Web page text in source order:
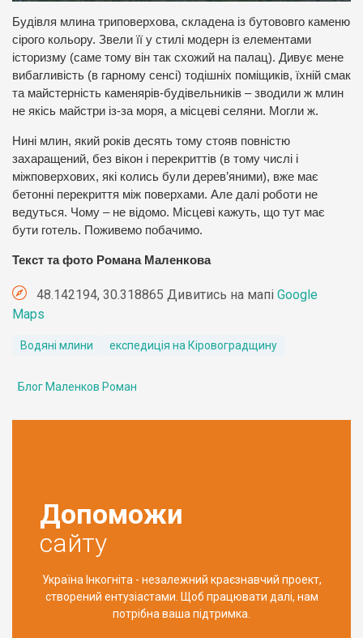
Будівля млина триповерхова, складена із бутововго каменю
сірого кольору. Звели її у стилі модерн із елементами
історизму (саме тому він так схожий на палац). Дивує мене
вибагливість (в гарному сенсі) тодішніх поміщиків, їхній смак
та майстерність каменярів-будівельників – зводили ж млин
не якісь майстри із-за моря, а місцеві селяни. Могли ж.
Нині млин, який років десять тому стояв повністю
захаращений, без вікон і перекриттів (в тому числі і
міжповерхових, які колись були дерев’яними), вже має
бетонні перекриття між поверхами. Але далі роботи не
ведуться. Чому – не відомо. Місцеві кажуть, що тут має
бути готель. Поживемо побачимо.
Текст та фото Романа Маленкова
48.142194, 30.318865 Дивитись на мапі Google
Maps
Водяні млини експедиція на Кіровоградщину
Блог Маленков Роман
Допоможи
сайту
Україна Інкогніта - незалежний краєзнавчий проект,
створений ентузіастами. Щоб працювати далі, нам
потрібна ваша підтримка.